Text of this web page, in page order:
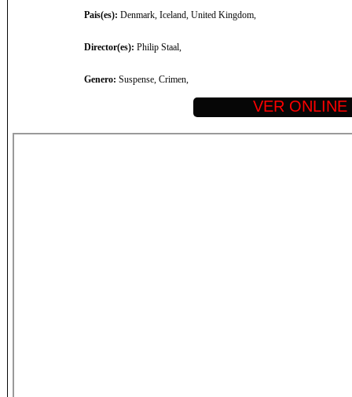
Pais(es): Denmark, Iceland, United Kingdom,
Director(es): Philip Staal,
Genero: Suspense, Crimen,